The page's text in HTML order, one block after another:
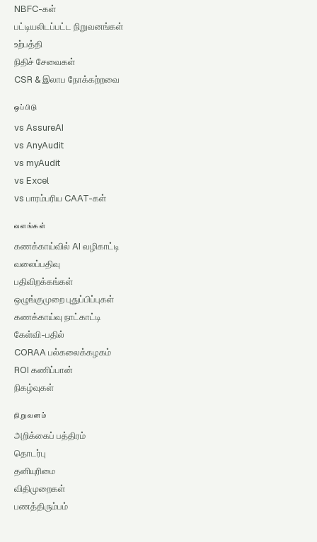
NBFC-கள்
பட்டியலிடப்பட்ட நிறுவனங்கள்
உற்பத்தி
நிதிச் சேவைகள்
CSR & இலாப நோக்கற்றவை
ஒப்பிடு
vs AssureAI
vs AnyAudit
vs myAudit
vs Excel
vs பாரம்பரிய CAAT-கள்
வளங்கள்
கணக்காய்வில் AI வழிகாட்டி
வலைப்பதிவு
பதிவிறக்கங்கள்
ஒழுங்குமுறை புதுப்பிப்புகள்
கணக்காய்வு நாட்காட்டி
கேள்வி-பதில்
CORAA பல்கலைக்கழகம்
ROI கணிப்பான்
நிகழ்வுகள்
நிறுவனம்
அறிக்கைப் பத்திரம்
தொடர்பு
தனியுரிமை
விதிமுறைகள்
பணத்திரும்பம்